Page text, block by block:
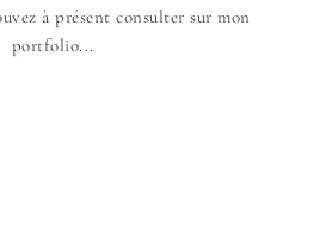
à présent consulter sur mon
portfolio...